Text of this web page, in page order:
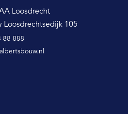
Loosdrecht
Loosdrechtsedijk 105
88 888